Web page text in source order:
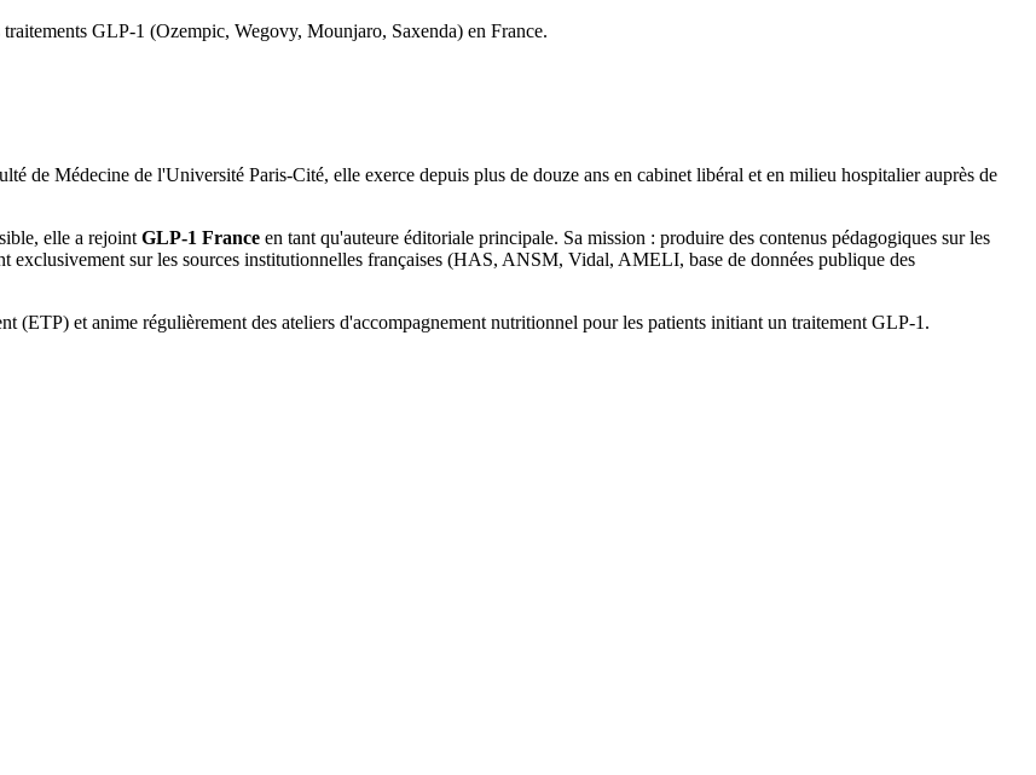
GLP-1 (Ozempic, Wegovy, Mounjaro, Saxenda) en France.
de Médecine de l'Université Paris-Cité, elle exerce depuis plus de douze ans en cabinet libéral et en milieu hospitalier auprès de
elle a rejoint GLP-1 France en tant qu'auteure éditoriale principale. Sa mission : produire des contenus pédagogiques sur les
sur les sources institutionnelles françaises (HAS, ANSM, Vidal, AMELI, base de données publique des
(ETP) et anime régulièrement des ateliers d'accompagnement nutritionnel pour les patients initiant un traitement GLP-1.